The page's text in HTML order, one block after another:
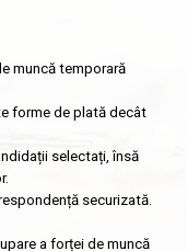
muncă temporară
forme de plată decât
selectați, însă
securizată.
a forței de muncă